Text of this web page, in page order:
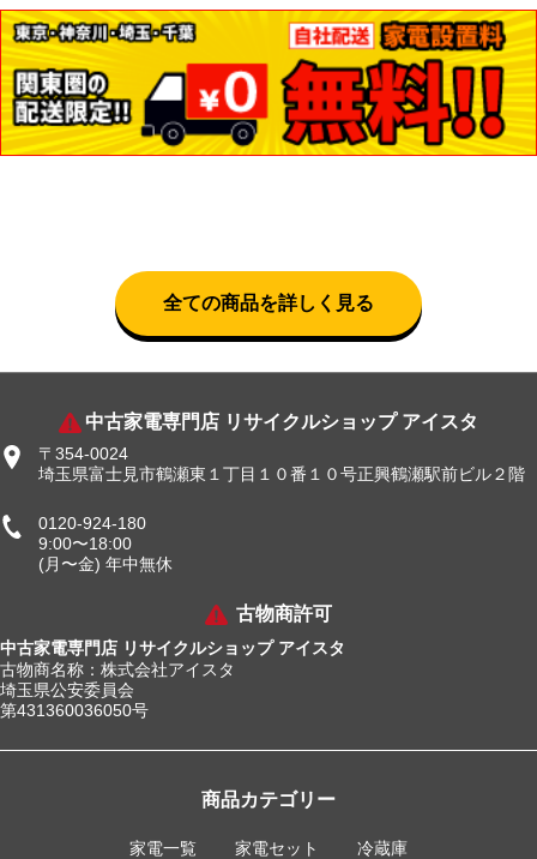
全ての商品を詳しく見る
中古家電専門店 リサイクルショップ アイスタ
〒354-0024
埼玉県富士見市鶴瀬東１丁目１０番１０号正興鶴瀬駅前ビル２階
0120-924-180
9:00〜18:00
(月〜金) 年中無休
古物商許可
中古家電専門店 リサイクルショップ アイスタ
古物商名称：株式会社アイスタ
埼玉県公安委員会
第431360036050号
商品カテゴリー
家電一覧 家電セット
冷蔵庫